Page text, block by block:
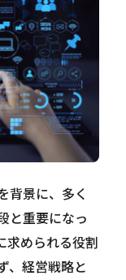
背景に、多く
と重要になっ
求められる役割
、経営戦略と